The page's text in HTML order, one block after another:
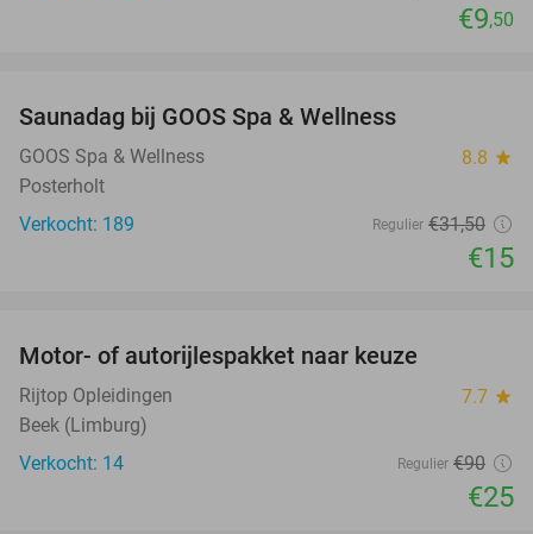
€9,50
Saunadag bij GOOS Spa & Wellness
GOOS Spa & Wellness 8.8 star
Posterholt
Verkocht: 189
Regulier €31,50
€15
Motor- of autorijlespakket naar keuze
Rijtop Opleidingen 7.7 star
Beek (Limburg)
Verkocht: 14
Regulier €90
€25